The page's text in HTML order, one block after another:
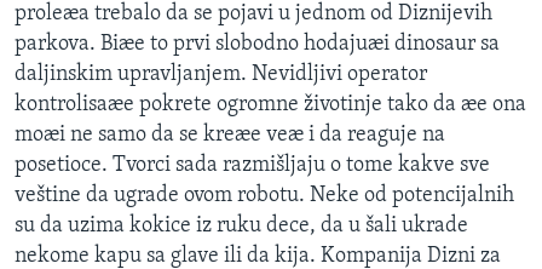
INTERVJU
proleæa trebalo da se pojavi u jednom od Diznijevih
parkova. Biæe to prvi slobodno hodajuæi dinosaur sa
daljinskim upravljanjem. Nevidljivi operator
kontrolisaæe pokrete ogromne životinje tako da æe ona
moæi ne samo da se kreæe veæ i da reaguje na
posetioce. Tvorci sada razmišljaju o tome kakve sve
veštine da ugrade ovom robotu. Neke od potencijalnih
su da uzima kokice iz ruku dece, da u šali ukrade
nekome kapu sa glave ili da kija. Kompanija Dizni za